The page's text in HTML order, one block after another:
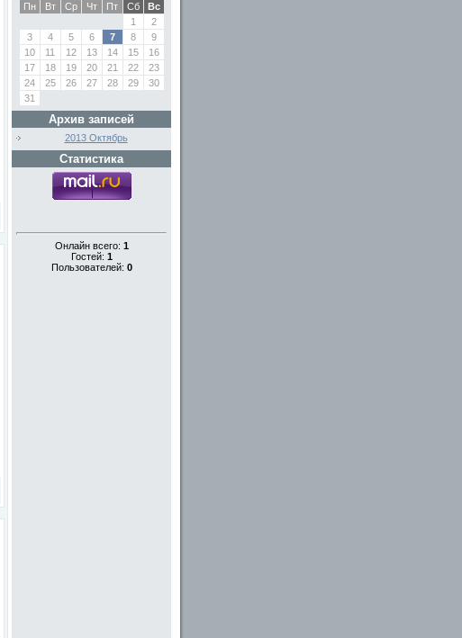
Пн
Вт Ср Чт Пт Сб
Вс
1
2
3
4 5 6 7 8
9
10
11 12 13 14 15
16
17
18 19 20 21 22
23
24
25 26 27 28 29
30
31
Архив записей
2013 Октябрь
Статистика
Онлайн всего: 1
Гостей: 1
Пользователей: 0